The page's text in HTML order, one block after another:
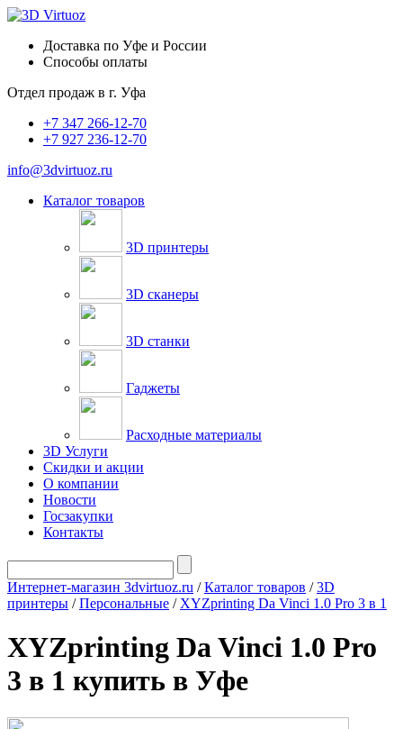
Доставка по Уфе и России
Способы оплаты
Отдел продаж в г. Уфа
+7 347 266-12-70
+7 927 236-12-70
info@3dvirtuoz.ru
Каталог товаров
3D принтеры
3D сканеры
3D станки
Гаджеты
Расходные материалы
3D Услуги
Скидки и акции
О компании
Новости
Госзакупки
Контакты
Интернет-магазин 3dvirtuoz.ru /Каталог товаров /3D
принтеры /Персональные / XYZprinting Da Vinci 1.0 Pro 3 в 1
XYZprinting Da Vinci 1.0 Pro
3 в 1 купить в Уфе